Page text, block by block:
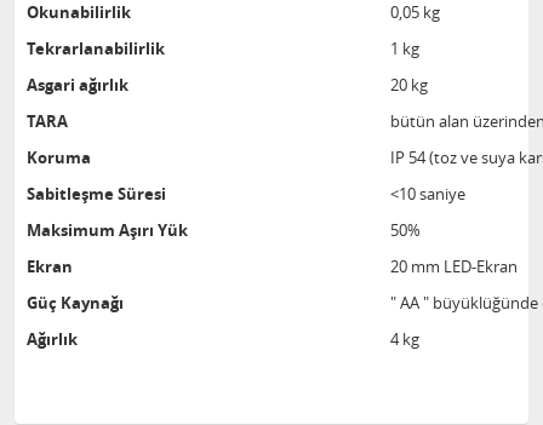
Okunabilirlik
0,05 kg
Tekrarlanabilirlik
1 kg
Asgari ağırlık
20 kg
TARA
bütün alan
Koruma
IP 54 (toz ve suya
Sabitleşme Süresi
<10 saniye
Maksimum Aşırı Yük
50%
Ekran
20 mm LED-Ekran
Güç Kaynağı
" AA "
Ağırlık
4 kg